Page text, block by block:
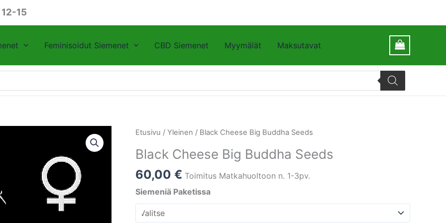
15
Feminisoidut Siemenet CBD Siemenet Myymälät Maksutavat
Etusivu / Yleinen / Black Cheese Big Buddha Seeds
Black Cheese Big Buddha Seeds
60,00 € Toimitus Matkahuoltoon n. 1-3pv.
Siemeniä Paketissa
Black
Big
Buddha
Seeds
määrä